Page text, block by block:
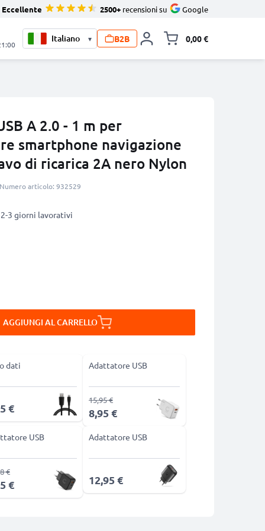
Eccellente 2500+ recensioni su Google
▾ B2B 0,00 €
A 2.0 - 1 m per
smartphone navigazione
di ricarica 2A nero Nylon
Numero articolo: 932529
2-3 giorni lavorativi
AGGIUNGI AL CARRELLO
dati
€
Adattatore USB
8,95 €
15,95 €
USB
€
€
Adattatore USB
12,95 €